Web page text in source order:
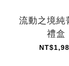
流動之境純
禮盒